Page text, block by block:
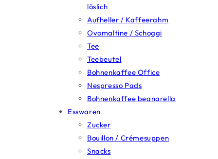
löslich
Aufheller / Kaffeerahm
Ovomaltine / Schoggi
Tee
Teebeutel
Bohnenkaffee Office
Nespresso Pads
Bohnenkaffee beanarella
Esswaren
Zucker
Bouillon / Crémesuppen
Snacks